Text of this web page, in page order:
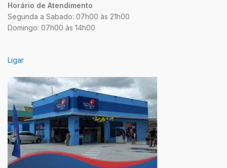
Horário de Atendimento
Segunda a Sabado: 07h00 às 21h00
Domingo: 07h00 às 14h00
Ligar